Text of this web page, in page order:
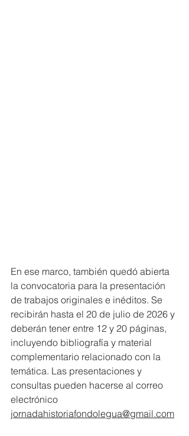
En ese marco, también quedó abierta
la convocatoria para la presentación
de trabajos originales e inéditos. Se
recibirán hasta el 20 de julio de 2026 y
deberán tener entre 12 y 20 páginas,
incluyendo bibliografía y material
complementario relacionado con la
temática. Las presentaciones y
consultas pueden hacerse al correo
electrónico
jornadahistoriafondolegua@gmail.com